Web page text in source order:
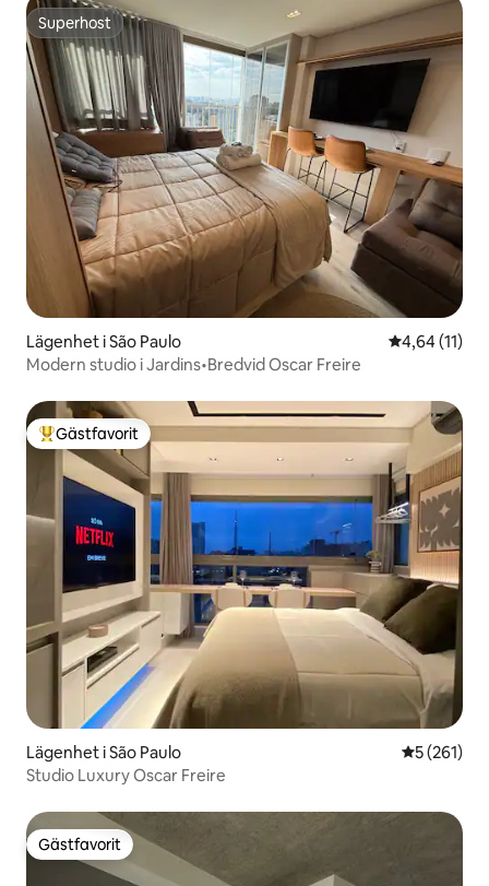
Superhost
Superhost
Lägenhet i São Paulo 4,64 av 5 i
4,64 (11)
Modern studio i Jardins•Bredvid Oscar Freire
Populär gästfavorit
Gästfavorit
Lägenhet i São Paulo 5 av 5 i
5 (261)
Studio Luxury Oscar Freire
Gästfavorit
Gästfavorit